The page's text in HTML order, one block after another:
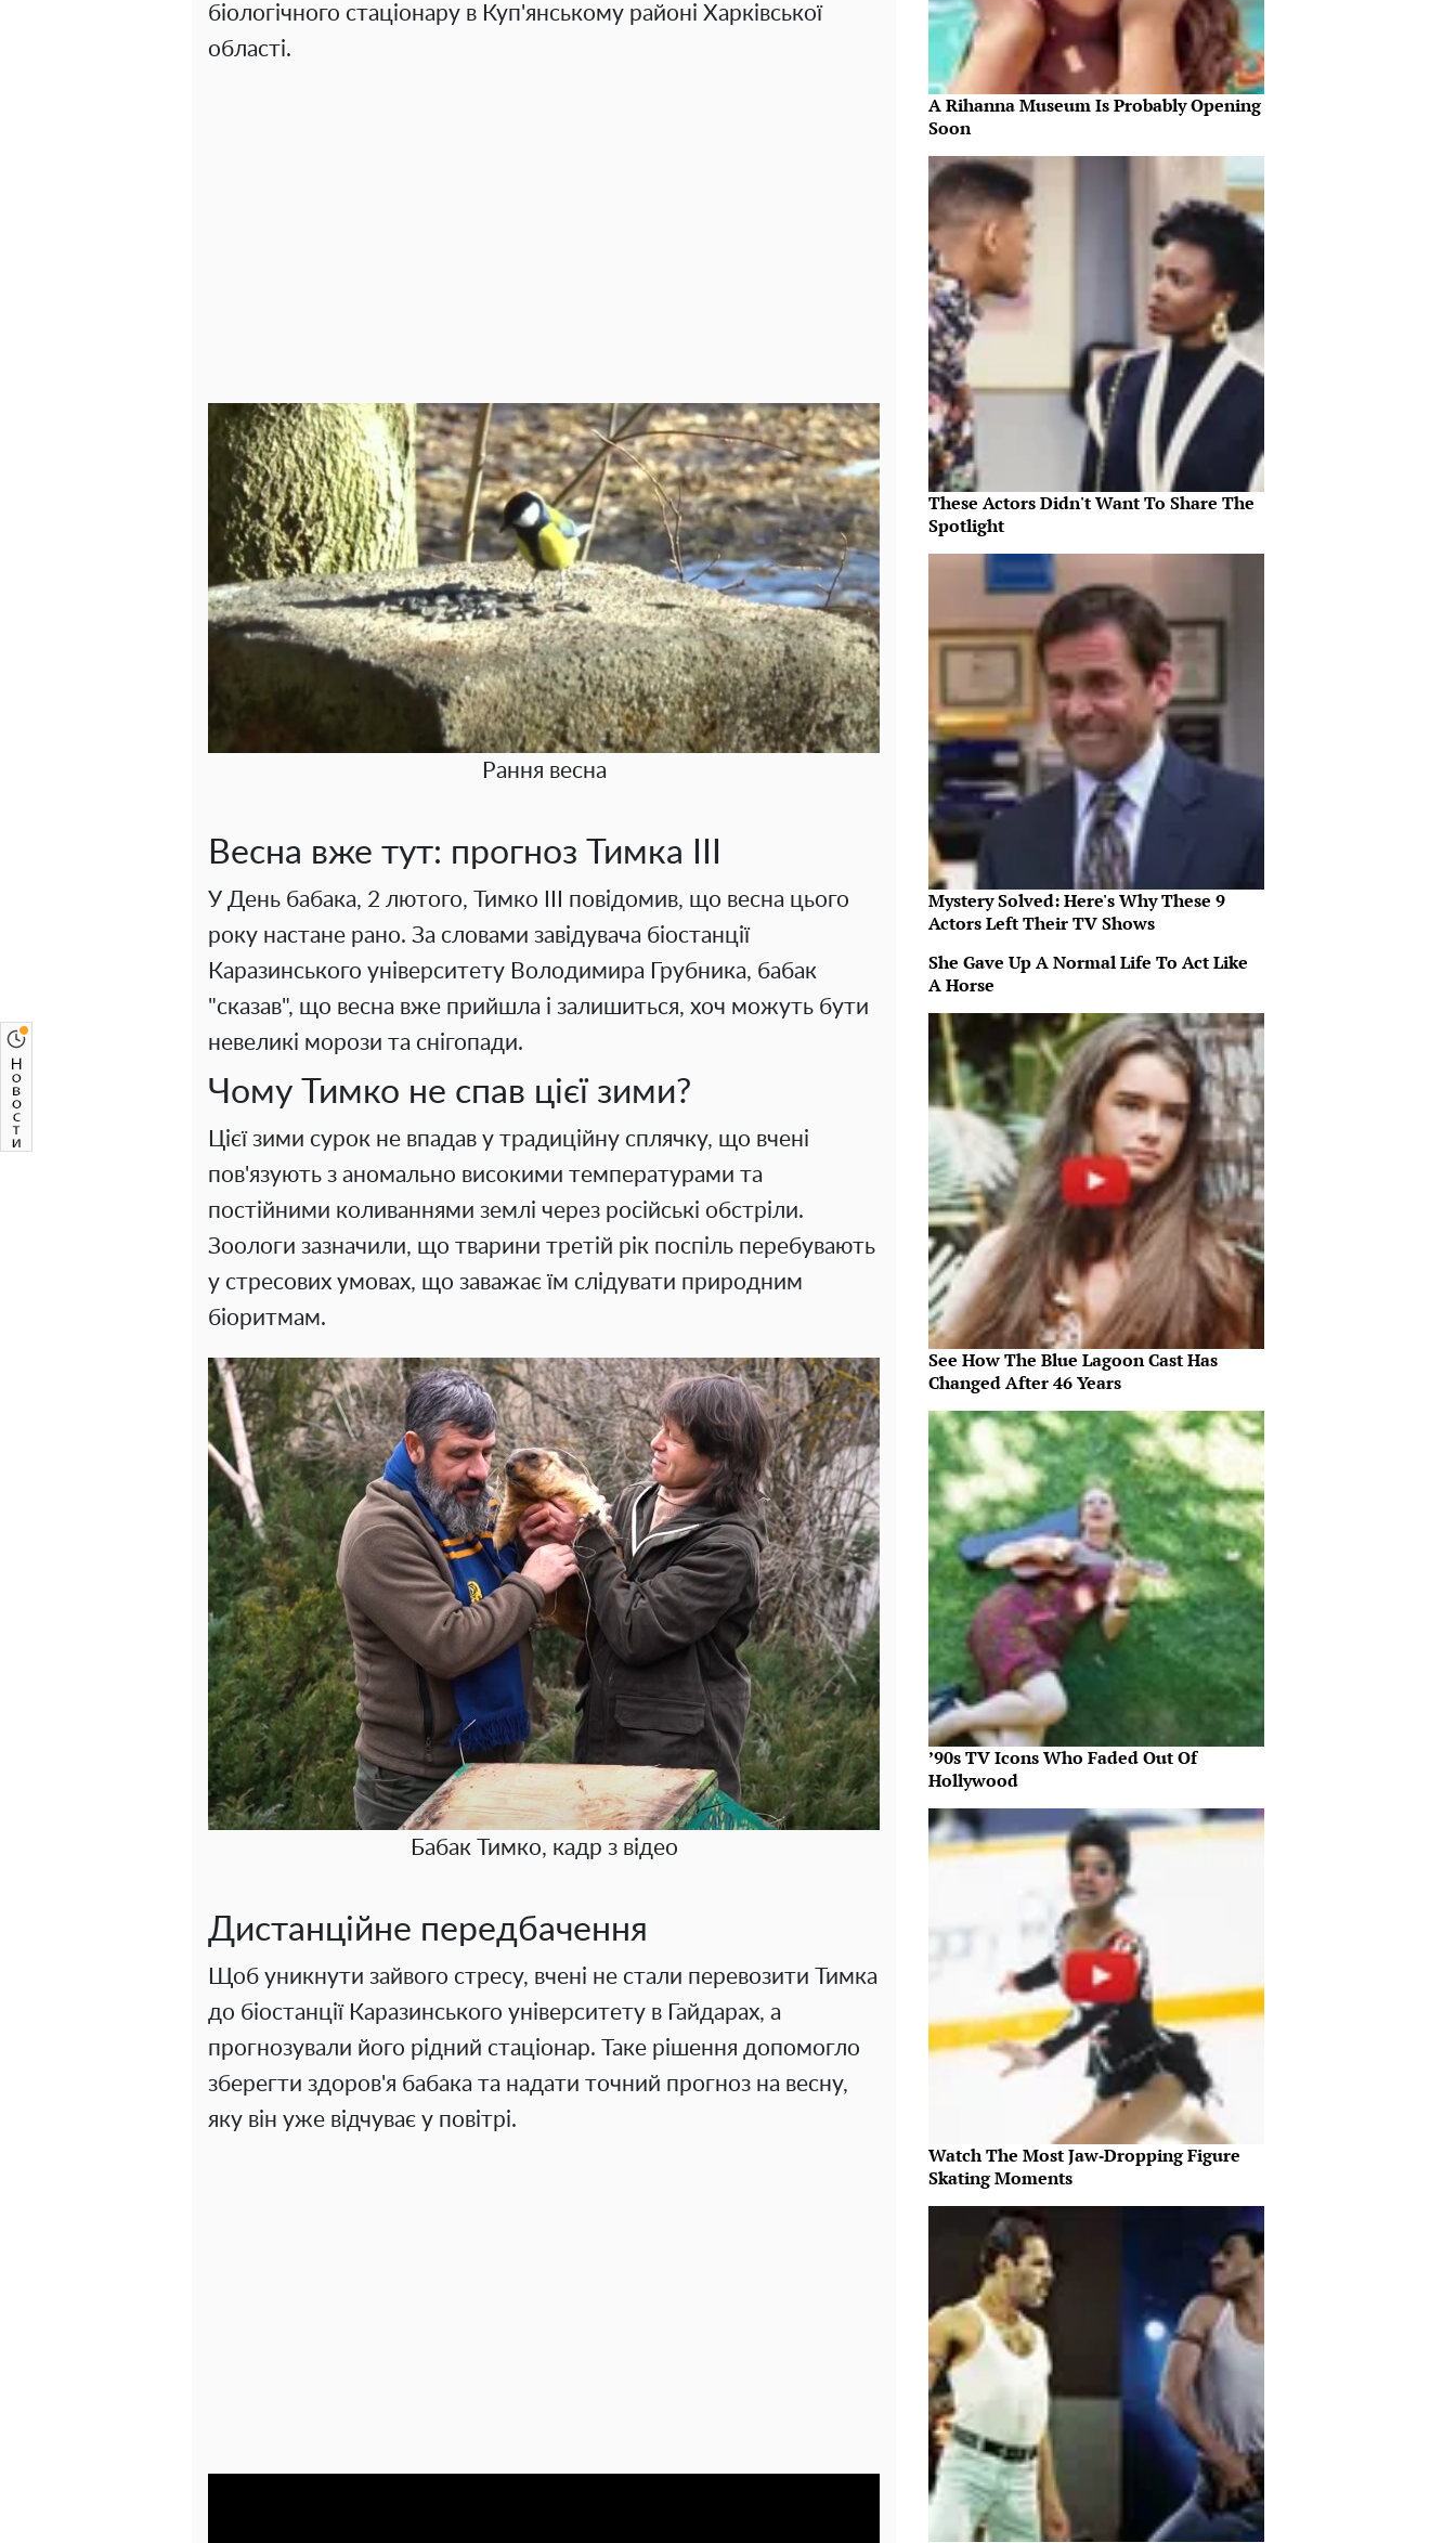
біологічного стаціонару в Куп'янському районі Харківської
області.
Рання весна
Весна вже тут: прогноз Тимка III
У День бабака, 2 лютого, Тимко III повідомив, що весна цього
року настане рано. За словами завідувача біостанції
Каразинського університету Володимира Грубника, бабак
"сказав", що весна вже прийшла і залишиться, хоч можуть бути
невеликі морози та снігопади.
Чому Тимко не спав цієї зими?
Цієї зими сурок не впадав у традиційну сплячку, що вчені
пов'язують з аномально високими температурами та
постійними коливаннями землі через російські обстріли.
Зоологи зазначили, що тварини третій рік поспіль перебувають
у стресових умовах, що заважає їм слідувати природним
біоритмам.
Бабак Тимко, кадр з відео
Дистанційне передбачення
Щоб уникнути зайвого стресу, вчені не стали перевозити Тимка
до біостанції Каразинського університету в Гайдарах, а
прогнозували його рідний стаціонар. Таке рішення допомогло
зберегти здоров'я бабака та надати точний прогноз на весну,
яку він уже відчуває у повітрі.
A Rihanna Museum Is Probably Opening
Soon
These Actors Didn't Want To Share The
Spotlight
Mystery Solved: Here's Why These 9
Actors Left Their TV Shows
She Gave Up A Normal Life To Act Like
A Horse
See How The Blue Lagoon Cast Has
Changed After 46 Years
’90s TV Icons Who Faded Out Of
Hollywood
Watch The Most Jaw‑Dropping Figure
Skating Moments